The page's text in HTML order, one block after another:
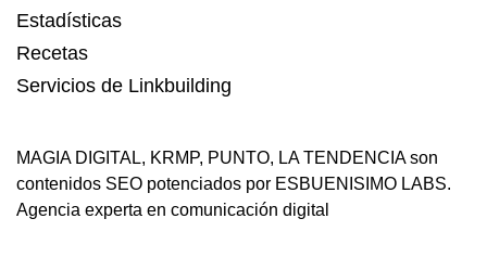
Estadísticas
Recetas
Servicios de Linkbuilding
MAGIA DIGITAL, KRMP, PUNTO, LA TENDENCIAson
contenidos SEO potenciados por ESBUENISIMO LABS.
Agencia experta en comunicación digital